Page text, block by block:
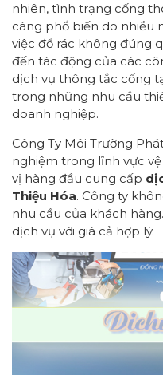
nhiên, tình trạng cống
càng phổ biến do nhiều
việc đổ rác không đúng
đến tác động của các
dịch vụ thông tắc cống
trong những nhu cầu
doanh nghiệp.
Công Ty Môi Trường
nghiệm trong lĩnh vực
vị hàng đầu cung cấp
Thiệu Hóa. Công ty
nhu cầu của khách
dịch vụ với giá cả hợp lý.